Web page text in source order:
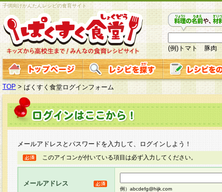
子供向けかんたんレシピの食育サイト
(例)トマト 豚肉
TOP > ぱくすく食堂ログインフォーム
メールアドレスとパスワードを入力して、ログインしよう！
このアイコンが付いている項目は必ず入力してください。
メールアドレス
例）abcdefg@hijk.com